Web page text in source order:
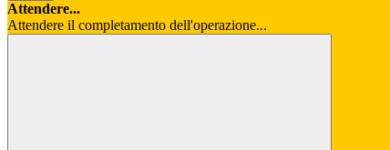
Attendere...
Attendere il completamento dell'operazione...